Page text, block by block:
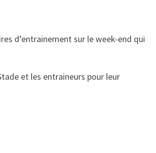
d’entrainement sur le week-end qui
et les entraineurs pour leur